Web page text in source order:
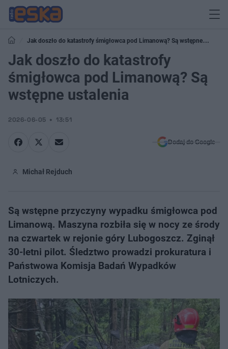
Jak doszło do katastrofy śmigłowca pod Limanową? Są wstępne
ustalenia
Jak doszło do katastrofy
śmigłowca pod Limanową? Są
wstępne ustalenia
2026-06-05 13:51
Dodaj do Google
Michał Rejduch
Są wstępne przyczyny wypadku śmigłowca pod
Limanową. Maszyna rozbiła się w nocy ze środy
na czwartek w rejonie góry Lubogoszcz. Zginął
30-letni pilot. Śledztwo prowadzi prokuratura i
Państwowa Komisja Badań Wypadków
Lotniczych.